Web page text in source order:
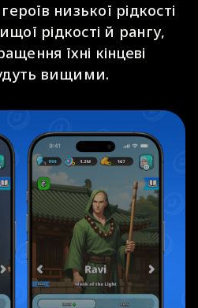
низької рідкості
рідкості й рангу,
їхні кінцеві
вищими.